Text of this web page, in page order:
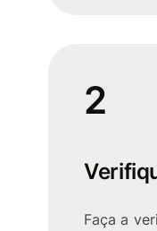
2
Faça a